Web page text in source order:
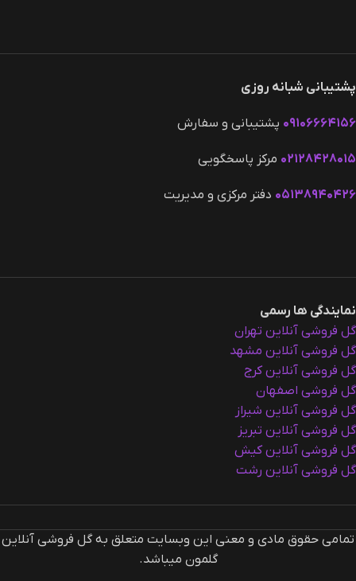
پشتیبانی شبانه روزی
۰۹۱۰۶۶۶۴۱۵۶ پشتیبانی و سفارش
۰۲۱۲۸۴۲۸۰۱۵ مرکز پاسخگویی
۰۵۱۳۸۹۴۰۴۲۶ دفتر مرکزی و مدیریت
نمایندگی ها رسمی
گل فروشی آنلاین تهران
گل فروشی آنلاین مشهد
گل فروشی آنلاین کرج
گل فروشی اصفهان
گل فروشی آنلاین شیراز
گل فروشی آنلاین تبریز
گل فروشی آنلاین کیش
گل فروشی آنلاین رشت
تمامی حقوق مادی و معنی این وبسایت متعلق به گل فروشی آنلاین
گلمون میباشد.